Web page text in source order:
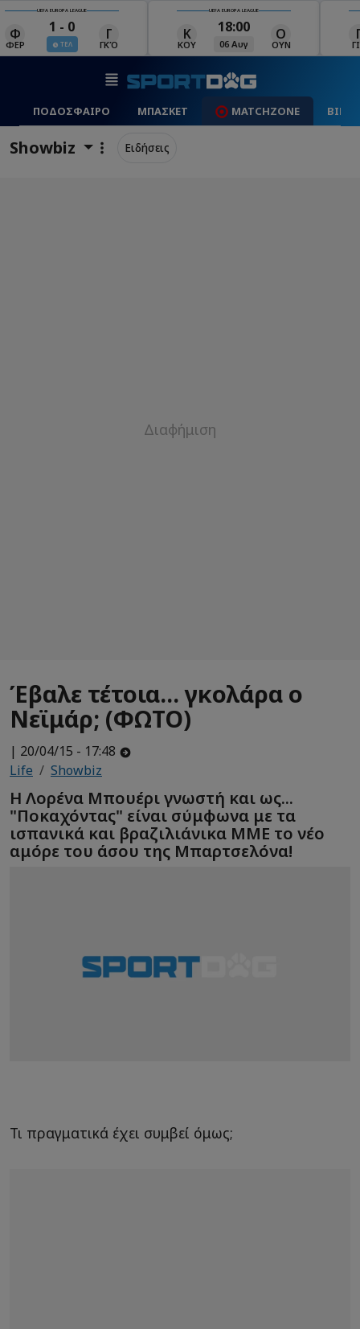
UEFA EUROPA LEAGUE
Κ
ΚΟΥ
18:00
06 Αυγ
Ο
ΟΥΝ
UEFA EUROPA LEAGUE
Γ
ΓΙΑ
19:00
06 Αυγ
Ρ
ΡΈΙ
ΠΟΔΟΣΦΑΙΡΟ ΜΠΑΣΚΕΤ MATCHZONE
Showbiz Ειδήσεις
Έβαλε τέτοια... γκολάρα ο
Νεϊμάρ; (ΦΩΤΟ)
| 20/04/15 - 17:48
Life
Showbiz
Η Λορένα Μπουέρι γνωστή και ως...
"Ποκαχόντας" είναι σύμφωνα με τα
ισπανικά και βραζιλιάνικα ΜΜΕ το νέο
αμόρε του άσου της Μπαρτσελόνα!
Τι πραγματικά έχει συμβεί όμως;